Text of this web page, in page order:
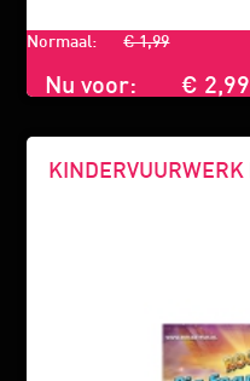
Normaal: € 1,99
Nu voor: € 2,99
KINDERVUURWERK